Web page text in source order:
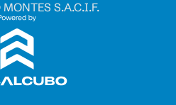
S.A.C.I.F.